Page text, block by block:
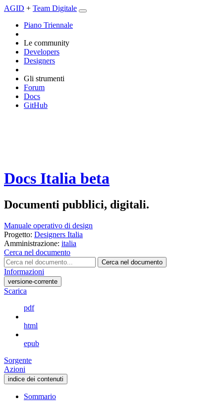
AGID + Team Digitale
Piano Triennale
Le community
Developers
Designers
Gli strumenti
Forum
Docs
GitHub
Docs Italia beta
Documenti pubblici, digitali.
Manuale operativo di design
Progetto: Designers Italia
Amministrazione: italia
Cerca nel documento
Cerca nel documento
Informazioni
versione-corrente
Scarica
pdf
html
epub
Sorgente
Azioni
indice dei contenuti
Sommario